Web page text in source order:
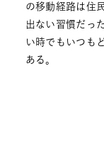
の移動経路は住
出ない習慣だっ
い時でもいつも
ある。